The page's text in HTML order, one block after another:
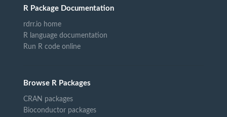
R Package Documentation
rdrr.io home
R language documentation
Run R code online
Browse R Packages
CRAN packages
Bioconductor packages